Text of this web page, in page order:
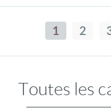
1 2
Toutes les